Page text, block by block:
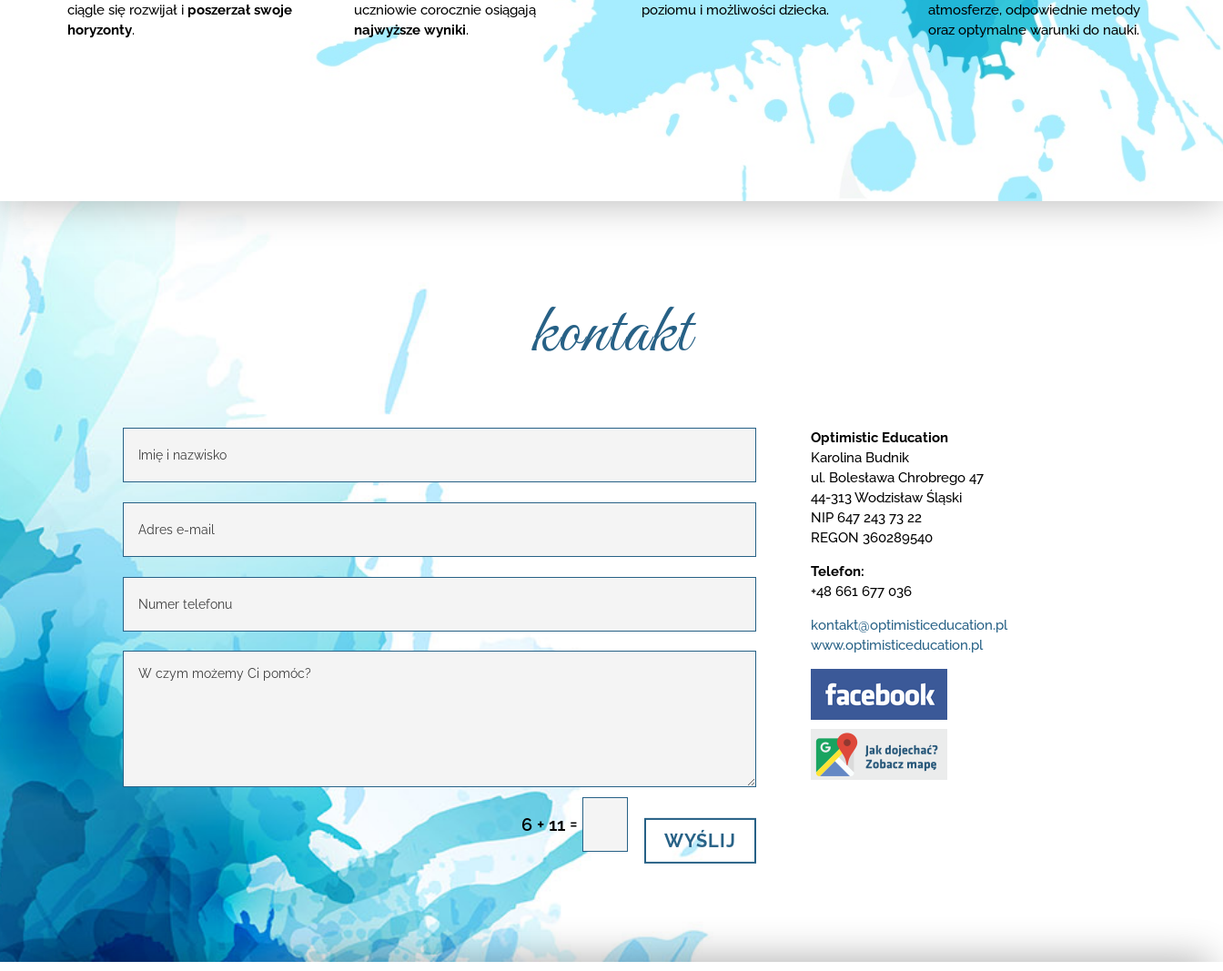
ciągle się rozwijał i poszerzał swoje
horyzonty.
uczniowie corocznie osiągają
najwyższe wyniki.
poziomu i możliwości dziecka.
atmosferze, odpowiednie metody
oraz optymalne warunki do nauki.
kontakt
6 + 11 = WYŚLIJ
Optimistic Education
Karolina Budnik
ul. Bolesława Chrobrego 47
44-313 Wodzisław Śląski
NIP 647 243 73 22
REGON 360289540
Telefon:
+48 661 677 036
kontakt@optimisticeducation.pl
www.optimisticeducation.pl